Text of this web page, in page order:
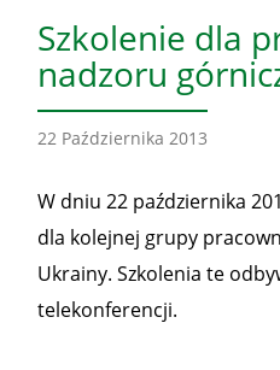
Szkolenie dla
nadzoru
22 Października 2013
W dniu 22 października
dla kolejnej grupy
Ukrainy. Szkolenia te
telekonferencji.